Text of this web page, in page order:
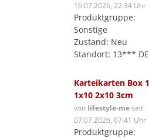
16.07.2026, 22:34 Uhr
Produktgruppe:
Sonstige
Zustand: Neu
Standort: 13*** DE
Karteikarten Box
1x10 2x10 3cm
von lifestyle-meseit
07.07.2026, 07:41 Uhr
Produktgruppe: